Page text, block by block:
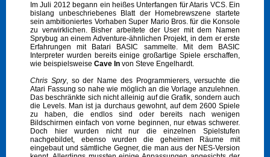
Im Juli 2012 begann ein heißes Unterfangen für Ataris VCS. Ein
bislang unbeschriebenes Blatt der Homebrewszene startete
sein ambitioniertes Vorhaben Super Mario Bros. für die Konsole
zu verwirklichen. Bisher arbeitete der User mit dem Namen
Sprybug an einem Adventure-ähnlichen Projekt, in dem er erste
Erfahrungen mit Batari BASIC sammelte. Mit dem BASIC
Interpreter wurden bereits einige großartige Spiele erschaffen,
wie beispielsweise Cave In von Steve Engelhardt.
Chris Spry, so der Name des Programmierers, versuchte die
Atari Fassung so nahe wie möglich an die Vorlage anzulehnen.
Das beschränkte sich nicht alleinig auf die Grafik, sondern auch
die Levels. Man ist ja durchaus gewohnt, auf dem 2600 Spiele
zu haben, die endlos sind oder bereits nach wenigen
Bildschirmen einfach von vorne beginnen, nur etwas schwerer.
Doch hier wurden nicht nur die einzelnen Spielstufen
nachgebildet, ebenso wurden die geheimen Räume mit
eingebaut und sämtliche Gegner, die man aus der NES-Version